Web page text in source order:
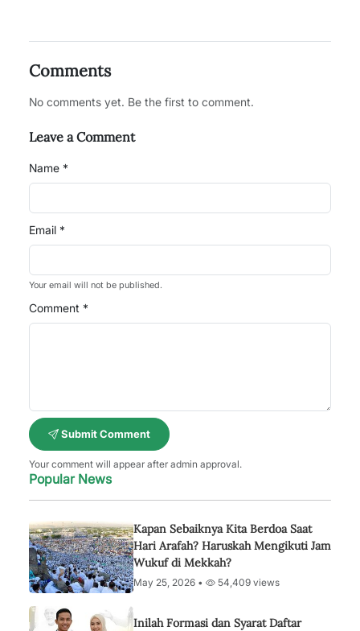
Comments
No comments yet. Be the first to comment.
Leave a Comment
Name *
Email *
Your email will not be published.
Comment *
Submit Comment
Your comment will appear after admin approval.
Popular News
Kapan Sebaiknya Kita Berdoa Saat
Hari Arafah? Haruskah Mengikuti Jam
Wukuf di Mekkah?
May 25, 2026 • 54,409 views
Inilah Formasi dan Syarat Daftar